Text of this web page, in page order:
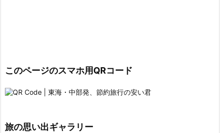
このページのスマホ用QRコード
旅の思い出ギャラリー